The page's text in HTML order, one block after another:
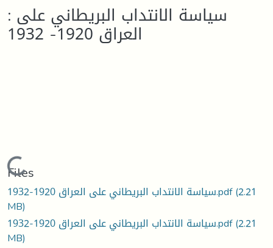
: سياسة الانتداب البريطاني على
العراق 1920- 1932
Loading...
Files
سياسة الانتداب البريطاني على العراق 1920-1932.pdf(2.21
MB)
سياسة الانتداب البريطاني على العراق 1920-1932.pdf(2.21
MB)